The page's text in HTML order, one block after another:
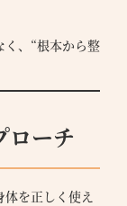
く、“根本から整
ローチ
体を正しく使え